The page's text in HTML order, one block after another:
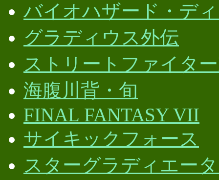
バイオハザード・デ
グラディウス外伝
ストリートファイタ
海腹川背・旬
FINAL FANTASY VII
サイキックフォース
スターグラディエー